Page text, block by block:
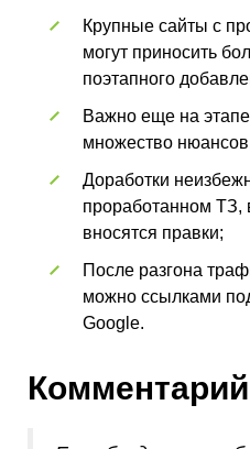
Крупные сайты с
могут приносить
поэтапного
Важно еще на этапе
множество
Доработки
проработанном ТЗ,
вносятся правки;
После разгона
можно ссылками
Google.
Комментарий